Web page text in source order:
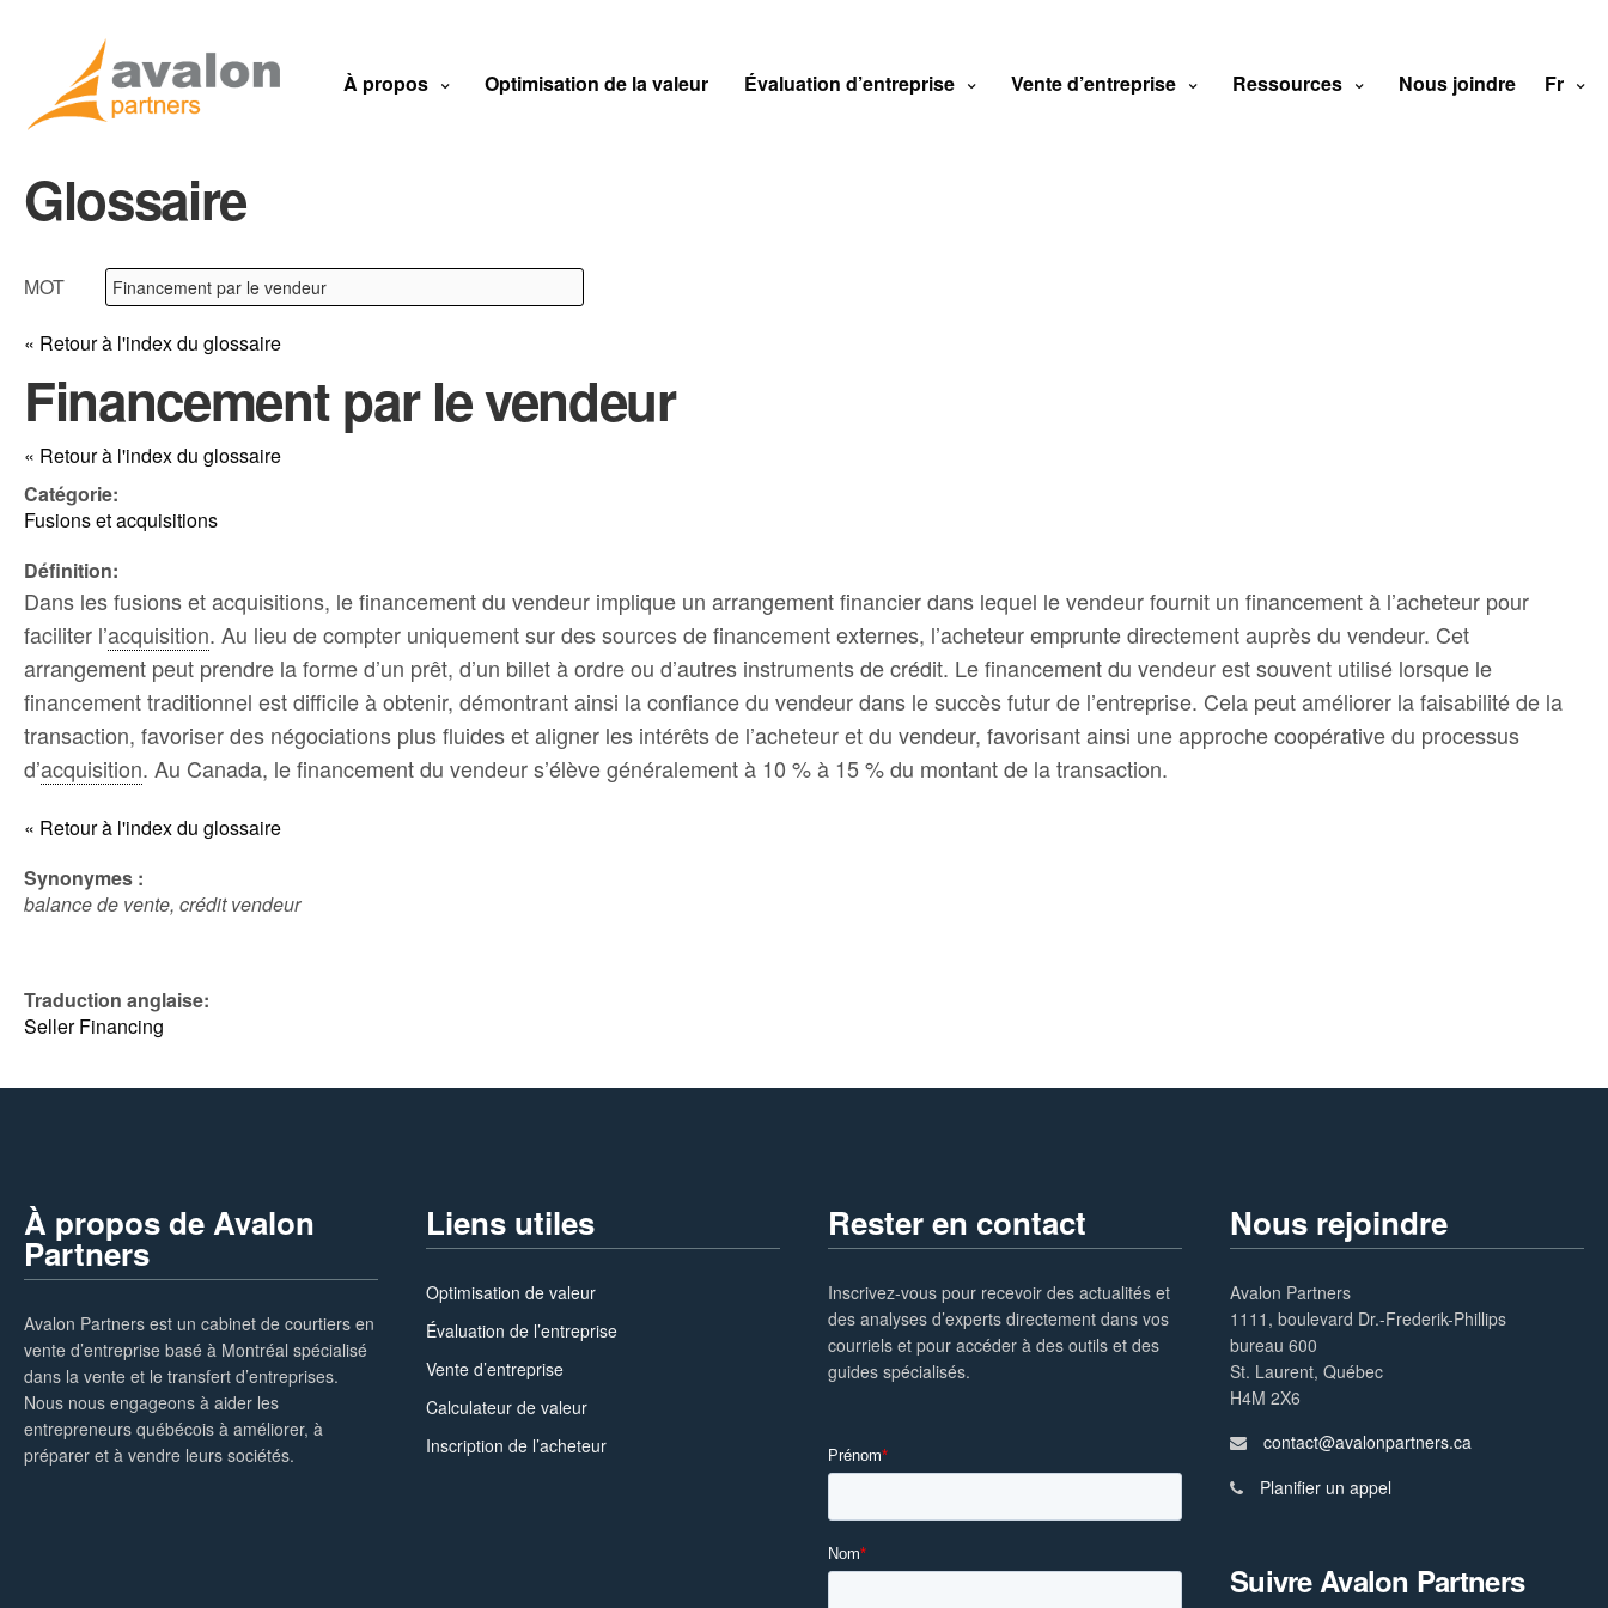
À propos Optimisation de la valeur Évaluation d’entreprise Vente d’entreprise Ressources Nous joindre Fr
Glossaire
MOT
« Retour à l'index du glossaire
Financement par le vendeur
« Retour à l'index du glossaire
Catégorie:
Fusions et acquisitions
Définition:
Dans les fusions et acquisitions, le financement du vendeur implique un arrangement financier dans lequel le vendeur fournit un financement à l’acheteur pour
faciliter l’acquisition. Au lieu de compter uniquement sur des sources de financement externes, l’acheteur emprunte directement auprès du vendeur. Cet
arrangement peut prendre la forme d’un prêt, d’un billet à ordre ou d’autres instruments de crédit. Le financement du vendeur est souvent utilisé lorsque le
financement traditionnel est difficile à obtenir, démontrant ainsi la confiance du vendeur dans le succès futur de l’entreprise. Cela peut améliorer la faisabilité de la
transaction, favoriser des négociations plus fluides et aligner les intérêts de l’acheteur et du vendeur, favorisant ainsi une approche coopérative du processus
d’acquisition. Au Canada, le financement du vendeur s’élève généralement à 10 % à 15 % du montant de la transaction.
« Retour à l'index du glossaire
Synonymes :
balance de vente, crédit vendeur
Traduction anglaise:
Seller Financing
À propos de Avalon
Partners
Avalon Partners est un cabinet de courtiers en
vente d’entreprise basé à Montréal spécialisé
dans la vente et le transfert d’entreprises.
Nous nous engageons à aider les
entrepreneurs québécois à améliorer, à
préparer et à vendre leurs sociétés.
Liens utiles
Optimisation de valeur
Évaluation de l’entreprise
Vente d’entreprise
Calculateur de valeur
Inscription de l’acheteur
Rester en contact
Inscrivez-vous pour recevoir des actualités et
des analyses d’experts directement dans vos
courriels et pour accéder à des outils et des
guides spécialisés.
Nous rejoindre
Avalon Partners
1111, boulevard Dr.-Frederik-Phillips
bureau 600
St. Laurent, Québec
H4M 2X6
contact@avalonpartners.ca
Planifier un appel
Suivre Avalon Partners